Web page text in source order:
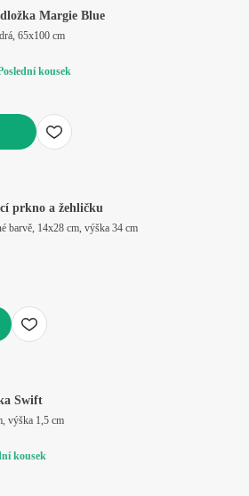
Margie Blue
65x100 cm
kousek
prkno a žehličku
barvě, 14x28 cm, výška 34 cm
Swift
výška 1,5 cm
kousek